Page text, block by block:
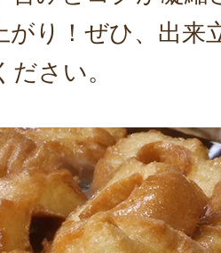
がり！ぜひ、出来
さい。